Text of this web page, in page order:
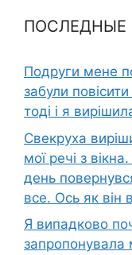
ПОСЛЕДНЫЕ
Подруги мене
забули
тоді і я
Свекруха
мої речі з
день
все. Ось як він
Я випадково
запропонувала